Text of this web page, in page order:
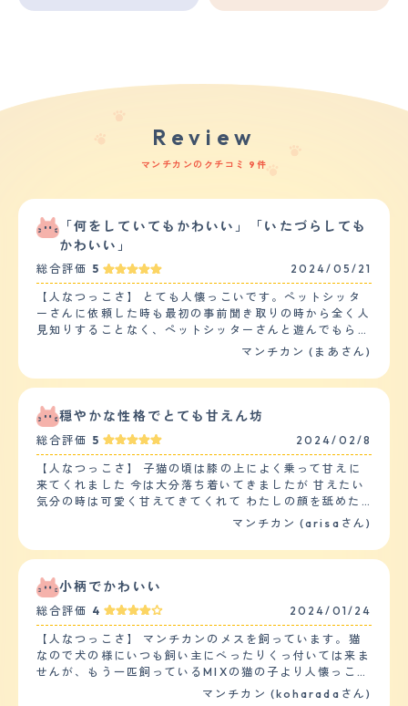
Review
マンチカンのクチコミ 9件
「何をしていてもかわいい」「いたづらしても
かわいい」
総合評価 5 2024/05/21
【人なつっこさ】 とても人懐っこいです。ペットシッタ
ーさんに依頼した時も最初の事前聞き取りの時から全く人
見知りすることなく、ペットシッターさんと遊んでもらっ
て喜んでいるようでした。３日間お願いしたのですが、そ
くストレスを感じている様子もなかったです。 また、子
ストレスがあったようですが、その後はお互いグルーミン
グをして仲良く出来たので安心しました。 【落ち着き】
子猫の時からお迎えし今３歳になろうとしますが、最初か
らのんびりした性格で、猫じゃらしにもそこまで興奮する
ことなくのんびりゆっくり遊んでいる様子が伺えます。食
べることが大好きなのですが、食べ終わった後も、もう一
匹の猫ちゃんのもご飯を奪うことはなく、残したら申し訳
なさそうに残ったお皿の方に向かい食べています。とても
日に２、３回は家の端から端まで走り回ってストレスを発
散しているみたいです。 【しつけやすさ】 猫なので、し
つけというしつけはしていません。今までトイレも必敗す
ることはほとんどないです。キッチンに上がったりした時
は危ないので「危ないよ?」と言ったら言葉がわかってる
のか？見つかった！という顔をして逃げていきます。家の
中は比較的広くを走りまわっています。 【お手入れ】 毛
の長さは短毛です。質感はふわふわしている方だと思いま
マンチカン (まあさん)
穏やかな性格でとても甘えん坊
総合評価 5 2024/02/8
【人なつっこさ】 子猫の頃は膝の上によく乗って甘えに
来てくれました 今は大分落ち着いてきましたが 甘えたい
気分の時は可愛く甘えてきてくれて わたしの顔を舐めた
なので自分からは食ってかかることもなく おっとりとし
によくふみふみしていてそれもとてもかわいいです。 最
近よく喋るようになりました 【落ち着き】 成猫になった
のもありますが 子猫の時と比べてあまり甘えなくなりま
した。 遊びにもあまり興味がないようです。 関心がない
わけではないですが 新しいおもちゃを出してきてもふー
ん、と言う感じで 一瞥して終わりです 今は静かに窓から
景色を見てます 【しつけやすさ】 うちにきた当初から 人
馴れしていたのであまりしつけは必要ありませんでした
マンチカン (arisaさん)
小柄でかわいい
総合評価 4 2024/01/24
【人なつっこさ】 マンチカンのメスを飼っています。猫
なので犬の様にいつも飼い主にべったりくっ付いては来ま
せんが、もう一匹飼っているMIXの猫の子より人懐っこい
と思います。猫と人間の寝室を分けているのですが、朝の
マンチカン (koharadaさん)